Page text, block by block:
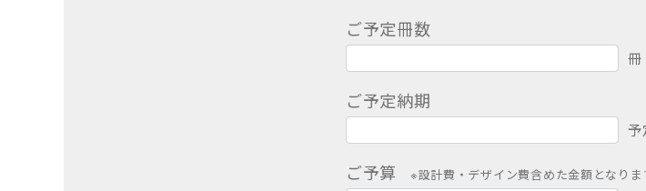
ご予定冊数
冊
ご予定納期
予
ご予算 ※設計費・デザイン費含めた金額となりま